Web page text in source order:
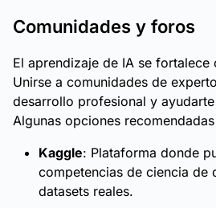
Comunidades y foros
El aprendizaje de IA se
Unirse a comunidades de
desarrollo profesional y
Algunas opciones
Kaggle: Plataforma donde
competencias de ciencia de
datasets reales.